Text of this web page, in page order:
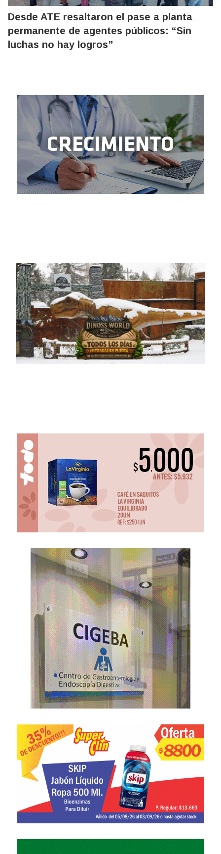
Desde ATE resaltaron el pase a planta
permanente de agentes públicos: “Sin
luchas no hay logros”